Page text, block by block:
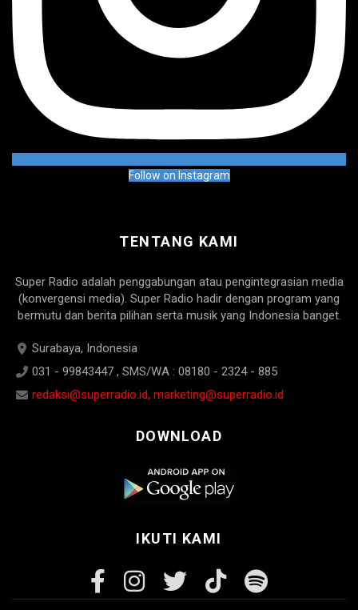
Follow on Instagram
TENTANG KAMI
Super Radio adalah penggabungan atau pengintegrasian media
(konvergensi media). Super Radio hadir dengan program yang
bermutu dan berita pilihan serta musik yang Indonesia banget.
Surabaya, Indonesia
031 - 99843447 , SMS/WA : 08180 - 2324 - 885
redaksi@superradio.id, marketing@superradio.id
DOWNLOAD
IKUTI KAMI